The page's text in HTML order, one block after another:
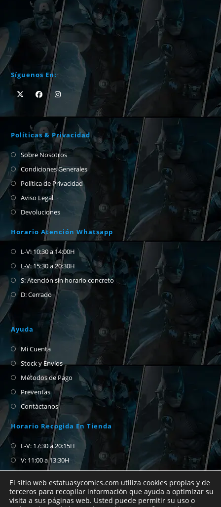
Síguenos En:
Políticas & Privacidad
Sobre Nosotros
Condiciones Generales
Política de Privacidad
Aviso Legal
Devoluciones
Horario Atención Whatsapp
L-V: 10:30 a 14:00H
L-V: 15:30 a 20:30H
S: Atención sin horario concreto
D: Cerrado
Ayuda
Mi Cuenta
Stock y Envíos
Métodos de Pago
Preventas
Contáctanos
Horario Recogida En Tienda
L-V: 17:30 a 20:15H
V: 11:00 a 13:30H
El sitio web estatuasycomics.com utiliza cookies propias y de
terceros para recopilar información que ayuda a optimizar su
visita a sus páginas web. Usted puede permitir su uso o